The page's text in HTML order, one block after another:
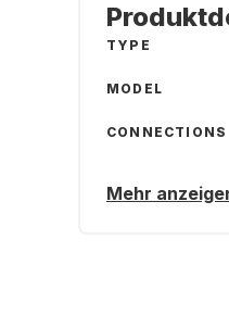
TYPE
MODEL
CONNECTIONS
Mehr